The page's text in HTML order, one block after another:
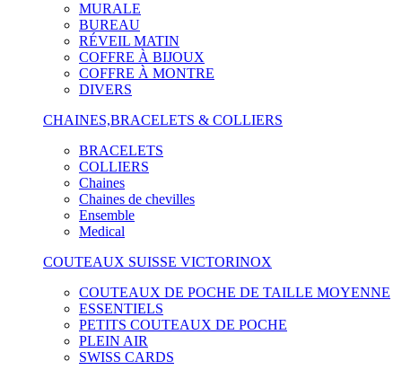
MURALE
BUREAU
RÉVEIL MATIN
COFFRE À BIJOUX
COFFRE À MONTRE
DIVERS
CHAINES,BRACELETS & COLLIERS
BRACELETS
COLLIERS
Chaines
Chaines de chevilles
Ensemble
Medical
COUTEAUX SUISSE VICTORINOX
COUTEAUX DE POCHE DE TAILLE MOYENNE
ESSENTIELS
PETITS COUTEAUX DE POCHE
PLEIN AIR
SWISS CARDS